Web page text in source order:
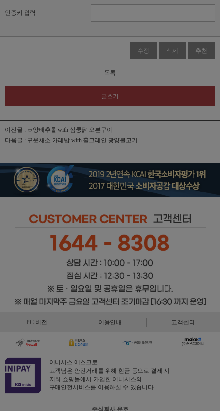
인증키 입력
수정 삭제 추천
목록
글쓰기
이전글 : 🥙양배추롤 with 심쿵닭 오븐구이
다음글 : 구운채소 카레밥 with 홀그레인 광양불고기
PC 버전 이용안내 고객센터
이니시스 에스크로
고객님은 안전거래를 위해 현금 등으로 결제 시
저희 쇼핑몰에서 가입한 이니시스의
구매안전서비스를 이용하실 수 있습니다.
주식회사 유호